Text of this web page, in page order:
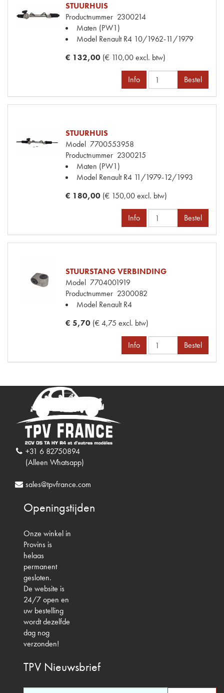
STUURHUIS
Productnummer 2300214
Maten (PW1)
Model Renault R4 10/1962-11/1979
€ 132,00 (€ 110,00 excl. btw)
Info Bestel
STUURHUIS
Model 7700553958
Productnummer 2300215
Maten (PW1)
Model Renault R4 11/1979-12/1993
€ 180,00 (€ 150,00 excl. btw)
Info Bestel
STUURSTANG VERBINDING
Model 7704001919
Productnummer 2300082
Model Renault R4
€ 5,70 (€ 4,75 excl. btw)
Info Bestel
+31 6 82750894
(Alleen Whatsapp)
sales@tpvfrance.com
Openingstijden
Onze winkel in
Provins is
helaas
permanent
gesloten.
De website is
24/7 open en
uw bestelling
wordt dezelfde
dag nog
verzonden!
TPV Nieuwsbrief